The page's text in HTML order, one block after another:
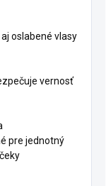
oslabené vlasy
vernosť
pre jednotný